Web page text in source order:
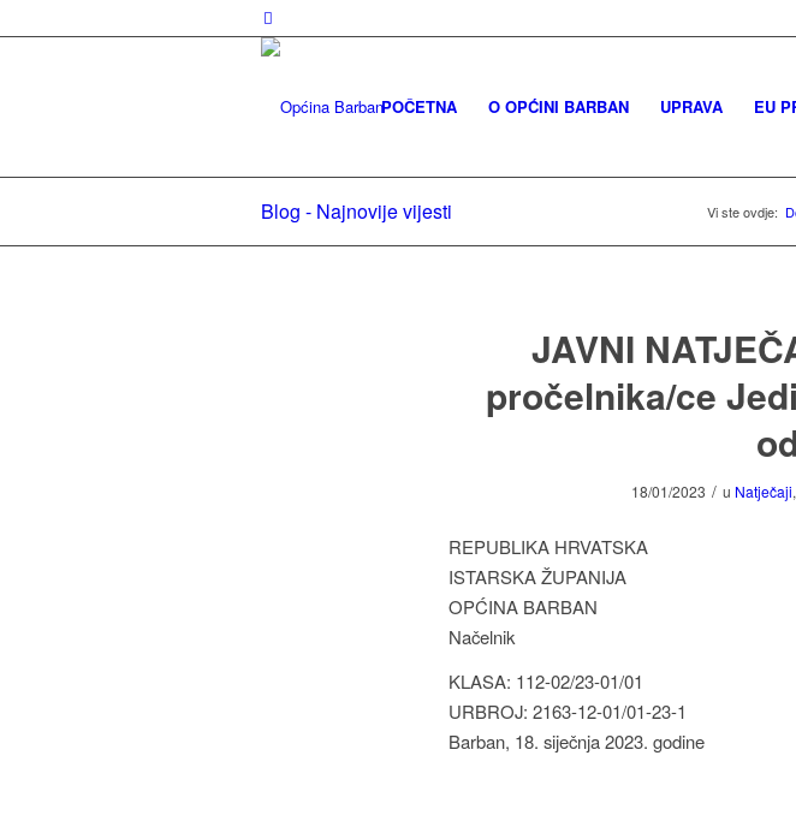
POČETNA O OPĆINI BARBAN UPRAVA EU
Blog - Najnovije vijesti Vi ste ovdje:
JAVNI
pročelnika/ce
18/01/2023 / u Natječaji,
REPUBLIKA HRVATSKA
ISTARSKA ŽUPANIJA
OPĆINA BARBAN
Načelnik
KLASA: 112-02/23-01/01
URBROJ: 2163-12-01/01-23-1
Barban, 18. siječnja 2023. godine